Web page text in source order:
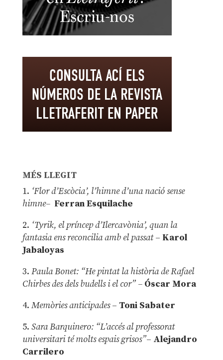
MÉS LLEGIT
1. ‘Flor d’Escòcia’, l’himne d’una nació sense
himne– Ferran Esquilache
2. ‘Tyrik, el príncep d’Ilercavònia’, quan la
fantasia ens reconcilia amb el passat– Karol
Jabaloyas
3. Paula Bonet: “He pintat la història de Rafael
Chirbes des dels budells i el cor” –Óscar Mora
4. Memòries anticipades– Toni Sabater
5. Sara Barquinero: “L’accés al professorat
universitari té molts espais grisos”– Alejandro
Carrilero